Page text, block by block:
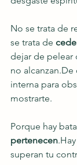
No se trata de
se trata de
dejar de pelear
no alcanzan.De
interna para
mostrarte.
Porque hay
pertenecen
superan tu